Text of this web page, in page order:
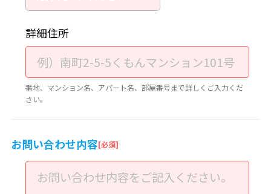
詳細住所
番地、マンション名、アパート名、部屋番号まで詳しくご入力くだ
さい。
お問い合わせ内容